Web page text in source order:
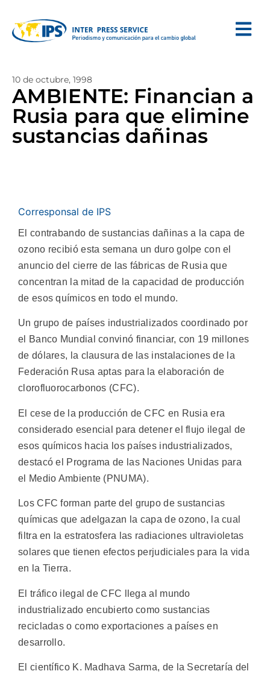
10 de octubre, 1998
AMBIENTE: Financian a
Rusia para que elimine
sustancias dañinas
Corresponsal de IPS
El contrabando de sustancias dañinas a la capa de
ozono recibió esta semana un duro golpe con el
anuncio del cierre de las fábricas de Rusia que
concentran la mitad de la capacidad de producción
de esos químicos en todo el mundo.
Un grupo de países industrializados coordinado por
el Banco Mundial convinó financiar, con 19 millones
de dólares, la clausura de las instalaciones de la
Federación Rusa aptas para la elaboración de
clorofluorocarbonos (CFC).
El cese de la producción de CFC en Rusia era
considerado esencial para detener el flujo ilegal de
esos químicos hacia los países industrializados,
destacó el Programa de las Naciones Unidas para
el Medio Ambiente (PNUMA).
Los CFC forman parte del grupo de sustancias
químicas que adelgazan la capa de ozono, la cual
filtra en la estratosfera las radiaciones ultravioletas
solares que tienen efectos perjudiciales para la vida
en la Tierra.
El tráfico ilegal de CFC llega al mundo
industrializado encubierto como sustancias
recicladas o como exportaciones a países en
desarrollo.
El científico K. Madhava Sarma, de la Secretaría del